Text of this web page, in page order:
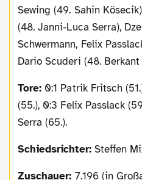
Sewing (49. Sahin
(48. Janni-Luca Serra),
Schwermann, Felix
Dario Scuderi (48. Berkant
Tore: 0:1 Patrik Fritsch
(55.), 0:3 Felix Passlack
Serra (65.).
Schiedsrichter:Steffen
Zuschauer: 7.196 (in